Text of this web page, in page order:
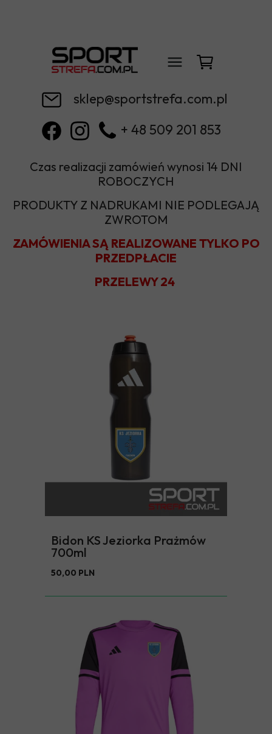
sklep@sportstrefa.com.pl
+ 48 509 201 853
Bidon KS Jeziorka Prażmów
700ml
50,00 PLN
Czas realizacji zamówień wynosi 14 DNI
ROBOCZYCH
PRODUKTY Z NADRUKAMI NIE PODLEGAJĄ
ZWROTOM
ZAMÓWIENIA SĄ REALIZOWANE TYLKO PO
PRZEDPŁACIE
PRZELEWY 24